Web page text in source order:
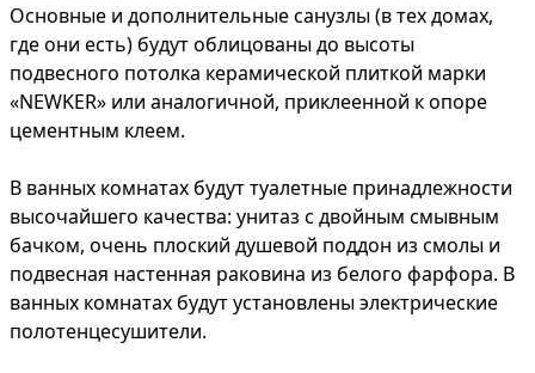
Основные и дополнительные санузлы (в тех домах,
где они есть) будут облицованы до высоты
подвесного потолка керамической плиткой марки
«NEWKER» или аналогичной, приклеенной к опоре
цементным клеем.
В ванных комнатах будут туалетные принадлежности
высочайшего качества: унитаз с двойным смывным
бачком, очень плоский душевой поддон из смолы и
подвесная настенная раковина из белого фарфора. В
ванных комнатах будут установлены электрические
полотенцесушители.